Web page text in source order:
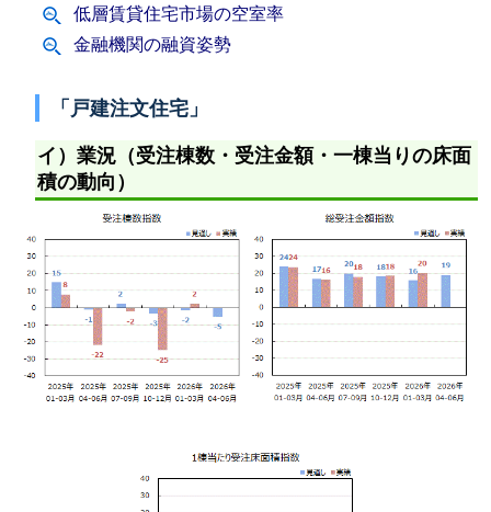
低層賃貸住宅市場の空室率
金融機関の融資姿勢
「戸建注文住宅」
イ）業況（受注棟数・受注金額・一棟当りの床面
積の動向）